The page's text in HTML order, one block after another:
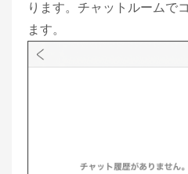
ります。チャットルームで
ます。